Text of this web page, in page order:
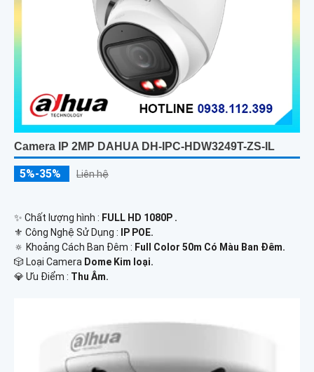
Camera IP 2MP DAHUA DH-IPC-HDW3249T-ZS-IL
5%-35% Liên hệ
✨ Chất lượng hình : FULL HD 1080P .
⚜️ Công Nghệ Sử Dụng :
IP POE.
🔅 Khoảng Cách Ban Đêm : Full Color 50m Có Màu Ban Ðêm.
🎲 Loại Camera Dome Kim loại.
️💎 Ưu Điểm : Thu Âm.